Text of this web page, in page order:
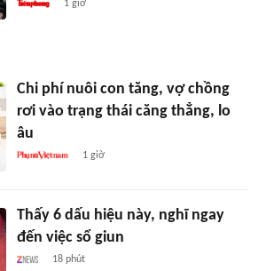
1 giờ
Chi phí nuôi con tăng, vợ chồng
rơi vào trạng thái căng thẳng, lo
âu
1 giờ
Thấy 6 dấu hiệu này, nghĩ ngay
đến việc sổ giun
18 phút